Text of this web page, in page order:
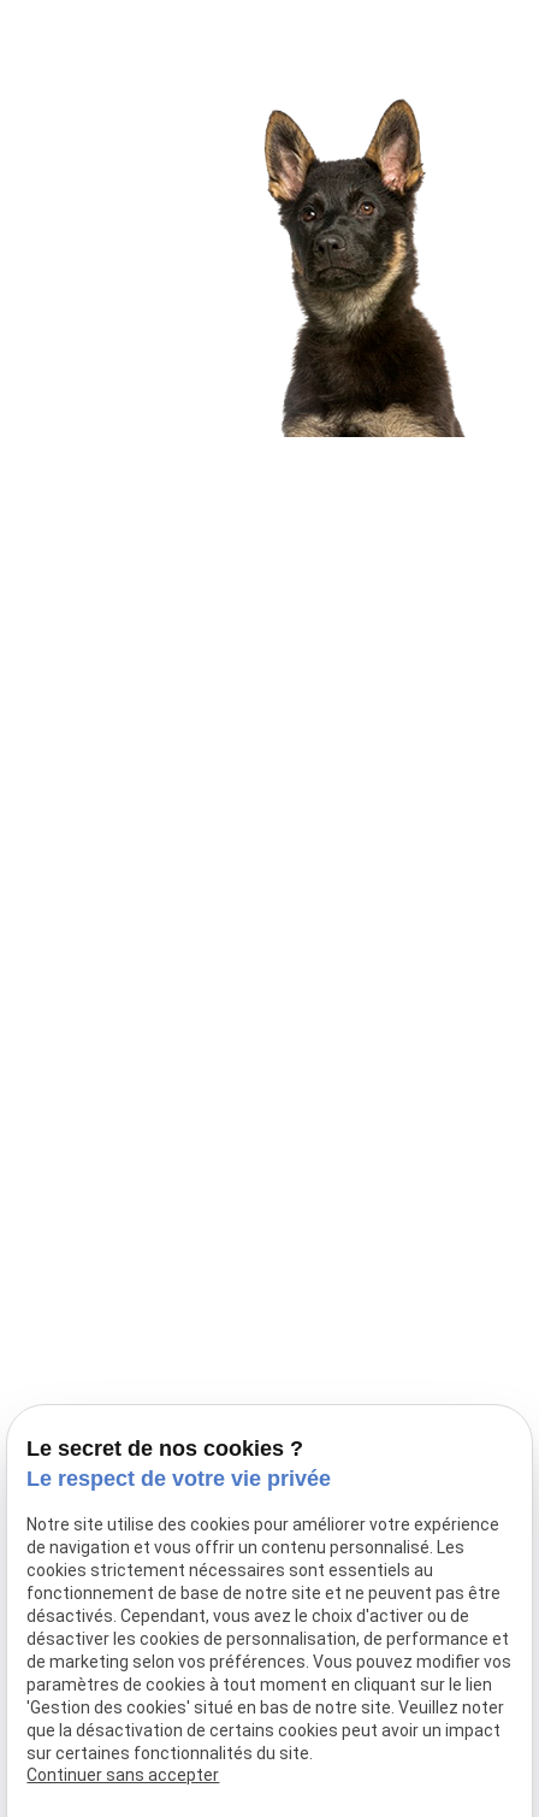
03 28 68 82 00
06 80 84 45 90
Adresse
10, chemin de Cassel
59470 BOLLEZEELE
Horaires
09:00 - 17:00
Lundi - Samedi
Le secret de nos cookies ?
Le respect de votre vie privée
Notre site utilise des cookies pour améliorer votre expérience
de navigation et vous offrir un contenu personnalisé. Les
cookies strictement nécessaires sont essentiels au
fonctionnement de base de notre site et ne peuvent pas être
désactivés. Cependant, vous avez le choix d'activer ou de
désactiver les cookies de personnalisation, de performance et
de marketing selon vos préférences. Vous pouvez modifier vos
paramètres de cookies à tout moment en cliquant sur le lien
'Gestion des cookies' situé en bas de notre site. Veuillez noter
que la désactivation de certains cookies peut avoir un impact
sur certaines fonctionnalités du site.
Continuer sans accepter